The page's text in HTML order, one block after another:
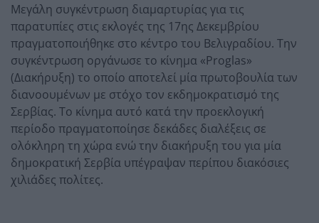
Μεγάλη συγκέντρωση διαμαρτυρίας για τις
παρατυπίες στις εκλογές της 17ης Δεκεμβρίου
πραγματοποιήθηκε στο κέντρο του Βελιγραδίου. Την
συγκέντρωση οργάνωσε το κίνημα «Proglas»
(Διακήρυξη) το οποίο αποτελεί μία πρωτοβουλία των
διανοουμένων με στόχο τον εκδημοκρατισμό της
Σερβίας. Το κίνημα αυτό κατά την προεκλογική
περίοδο πραγματοποίησε δεκάδες διαλέξεις σε
ολόκληρη τη χώρα ενώ την διακήρυξη του για μία
δημοκρατική Σερβία υπέγραψαν περίπου διακόσιες
χιλιάδες πολίτες.